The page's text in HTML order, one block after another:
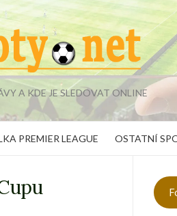
A KDE JE SLEDOVAT ONLINE
PREMIER LEAGUE OSTATNÍ